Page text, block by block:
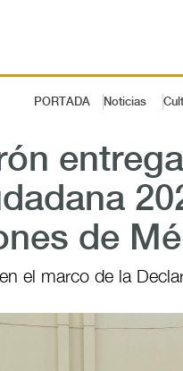
PORTADA Noticias
de
el marco de la